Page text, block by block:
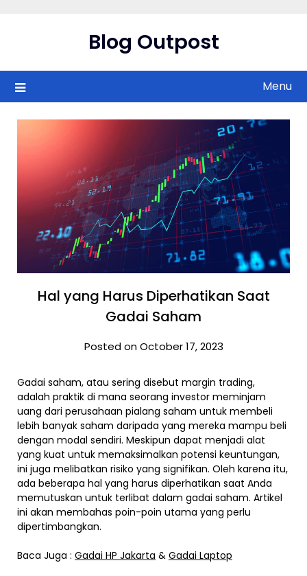
Blog Outpost
Menu
Hal yang Harus Diperhatikan Saat
Gadai Saham
Posted on October 17, 2023
Gadai saham, atau sering disebut margin trading,
adalah praktik di mana seorang investor meminjam
uang dari perusahaan pialang saham untuk membeli
lebih banyak saham daripada yang mereka mampu beli
dengan modal sendiri. Meskipun dapat menjadi alat
yang kuat untuk memaksimalkan potensi keuntungan,
ini juga melibatkan risiko yang signifikan. Oleh karena itu,
ada beberapa hal yang harus diperhatikan saat Anda
memutuskan untuk terlibat dalam gadai saham. Artikel
ini akan membahas poin-poin utama yang perlu
dipertimbangkan.
Baca Juga : Gadai HP Jakarta & Gadai Laptop